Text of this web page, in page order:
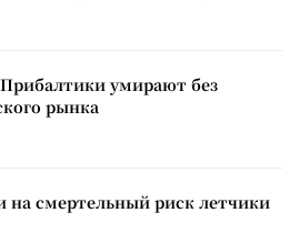
умирают без
рынка
на смертельный риск летчики